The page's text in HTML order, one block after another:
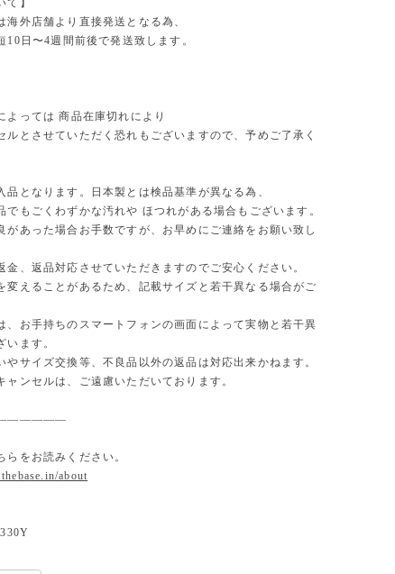
て】
海外店舗より直接発送となる為、
10日〜4週間前後で発送致します。
よっては 商品在庫切れにより
とさせていただく恐れもございますので、予めご了承く
品となります。日本製とは検品基準が異なる為、
でもごくわずかな汚れや ほつれがある場合もございます。
があった場合お手数ですが、お早めにご連絡をお願い致し
金、返品対応させていただきますのでご安心ください。
変えることがあるため、記載サイズと若干異なる場合がご
、お手持ちのスマートフォンの画面によって実物と若干異
います。
やサイズ交換等、不良品以外の返品は対応出来かねます。
ャンセルは、ご遠慮いただいております。
らをお読みください。
about